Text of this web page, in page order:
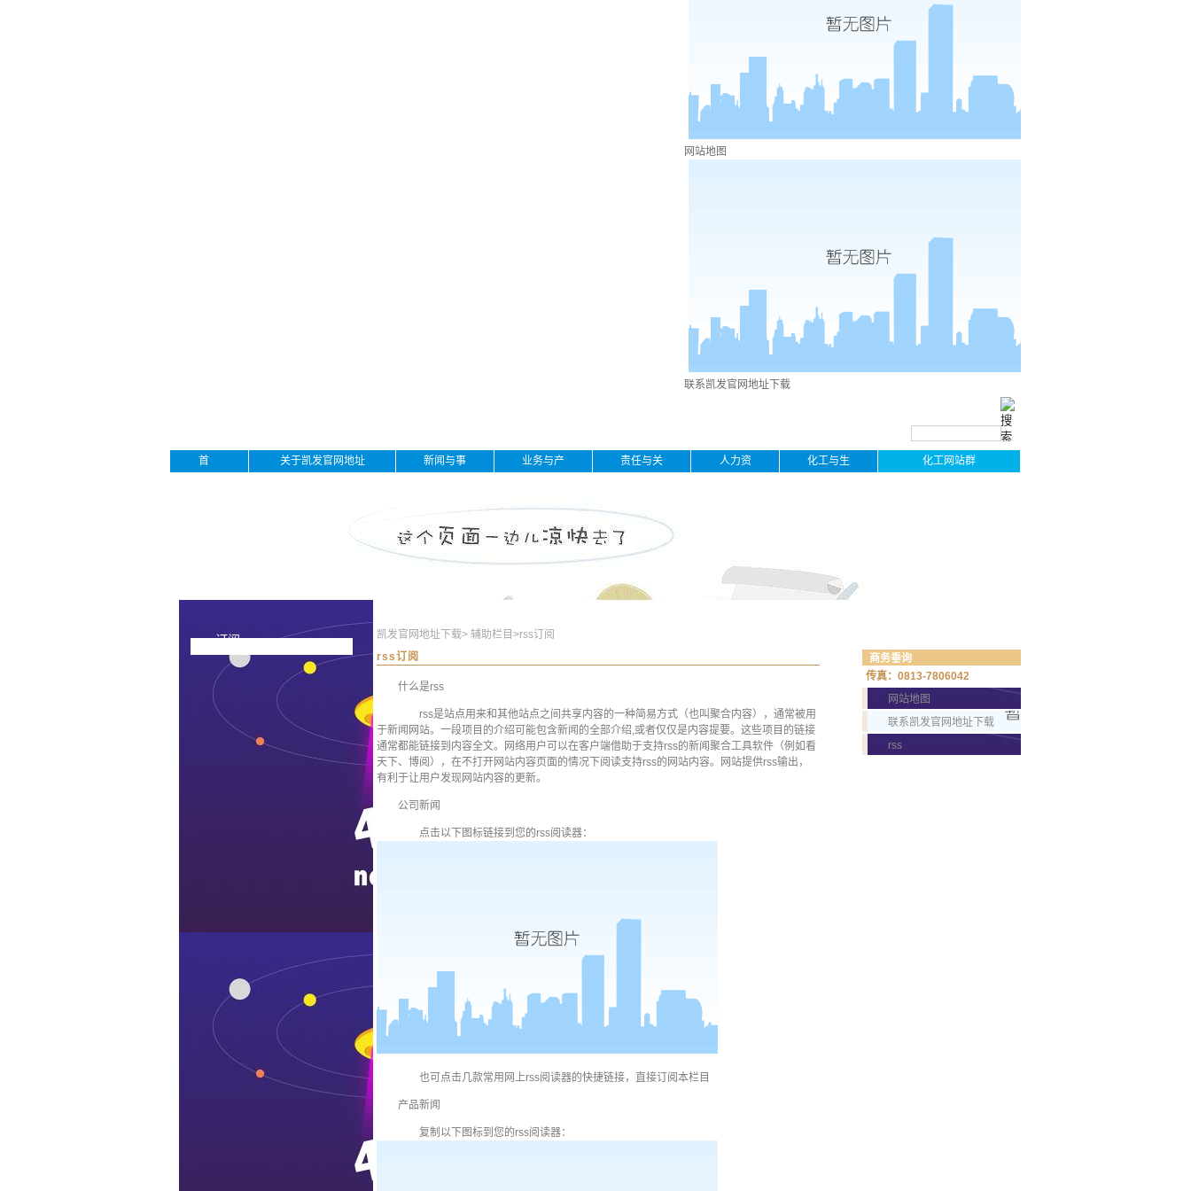
网站地图
联系凯发官网地址下载
首
关于凯发官网地址
新闻与事
业务与产
责任与关
人力资
化工与生
化工网站群
rss订阅 凯发官网地址下载> 辅助栏目 >rss订阅
rss订阅
什么是rss
rss是站点用来和其他站点之间共享内容的一种简易方式（也叫聚合内容），通常被用
于新闻网站。一段项目的介绍可能包含新闻的全部介绍,或者仅仅是内容提要。这些项目的链接
通常都能链接到内容全文。网络用户可以在客户端借助于支持rss的新闻聚合工具软件（例如看
天下、博阅），在不打开网站内容页面的情况下阅读支持rss的网站内容。网站提供rss输出，
有利于让用户发现网站内容的更新。
公司新闻
点击以下图标链接到您的rss阅读器：
也可点击几款常用网上rss阅读器的快捷链接，直接订阅本栏目
产品新闻
复制以下图标到您的rss阅读器：
商务垂询
传真：0813-7806042
网站地图
联系凯发官网地址下载
rss